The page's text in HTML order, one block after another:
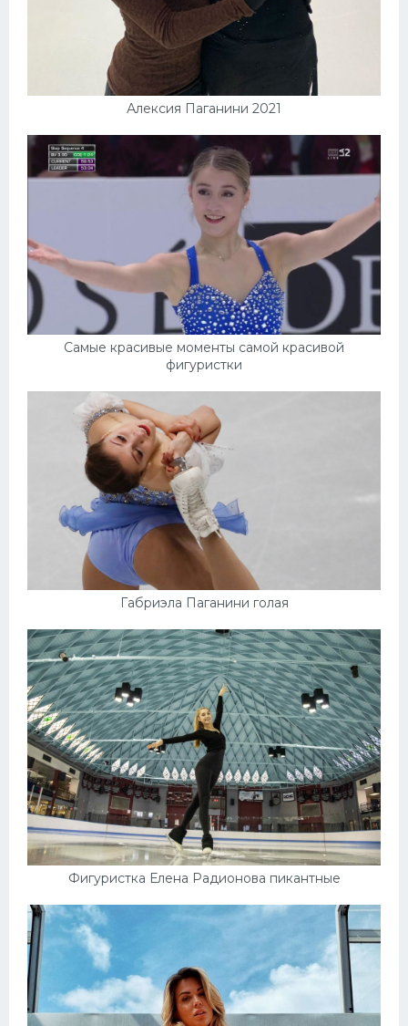
Алексия Паганини 2021
Самые красивые моменты самой красивой
фигуристки
Габриэла Паганини голая
Фигуристка Елена Радионова пикантные